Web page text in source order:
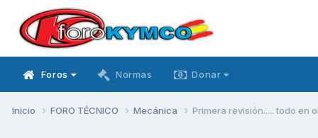
Foros Normas Donar
Inicio FORO TÉCNICO Mecánica Primera revisión..... todo en